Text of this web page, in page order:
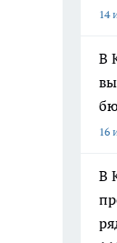
14
В
16
В